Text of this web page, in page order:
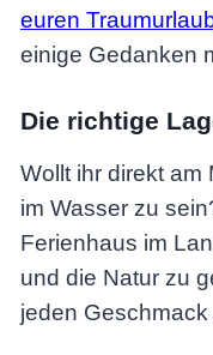
euren
einige Gedanken
Die richtige
Wollt ihr direkt am
im Wasser zu
Ferienhaus im
und die Natur zu
jeden